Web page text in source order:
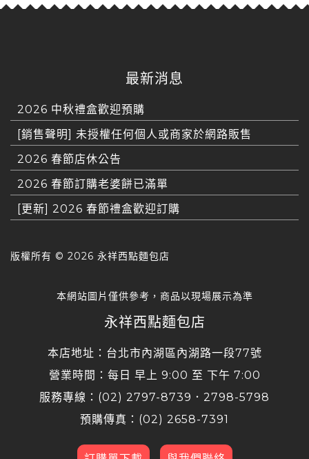
最新消息
2026 中秋禮盒歡迎預購
[銷售聲明] 未授權任何個人或商家於網路販售
2026 春節店休公告
2026 春節訂購老婆餅已滿單
[更新] 2026 春節禮盒歡迎訂購
版權所有 © 2026 永祥西點麵包店
本網站圖片僅供參考，商品以現場展示為準
永祥西點麵包店
本店地址：台北市內湖區內湖路一段77號
營業時間：每日 早上 9:00 至 下午 7:00
服務專線：(02) 2797-8739．2798-5798
預購傳真：(02) 2658-7391